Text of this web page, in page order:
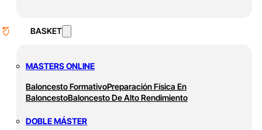
BASKET
MASTERS ONLINE
Baloncesto FormativoPreparación Física En
BaloncestoBaloncesto De Alto Rendimiento
DOBLE MÁSTER